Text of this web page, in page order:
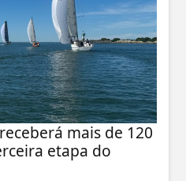
mais de 120
etapa do